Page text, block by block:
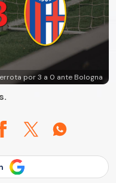
por 3 a 0 ante Bologna